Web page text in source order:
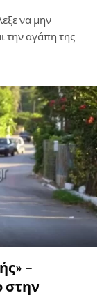
να μην
την αγάπη της
–
στην